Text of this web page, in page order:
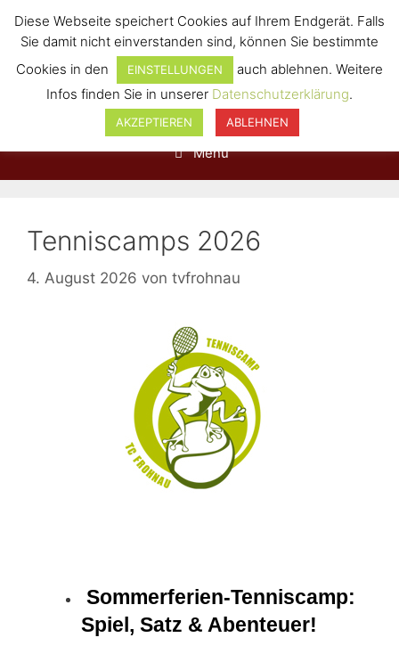
Menü
Tenniscamps 2026
4. August 2026 von tvfrohnau
Sommerferien-Tenniscamp:
Spiel, Satz & Abenteuer!
Diese Webseite speichert Cookies auf Ihrem Endgerät. Falls
Sie damit nicht einverstanden sind, können Sie bestimmte
Cookies in den
EINSTELLUNGEN
auch ablehnen. Weitere
Infos finden Sie in unserer Datenschutzerklärung.
AKZEPTIEREN ABLEHNEN